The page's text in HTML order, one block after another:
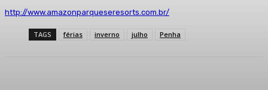
http://www.amazonparqueseresorts.com.br/
TAGS férias inverno julho Penha